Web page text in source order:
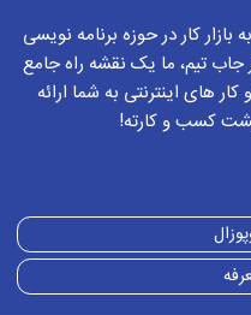
کار در حوزه برنامه نویسی
تیم، ما یک نقشه راه جامع
های اینترنتی به شما ارائه
کسب و کارته!